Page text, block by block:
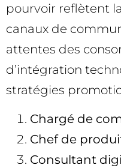
pourvoir reflètent
canaux de
attentes des
d’intégration
stratégies
Chargé de
Chef de
Consultant